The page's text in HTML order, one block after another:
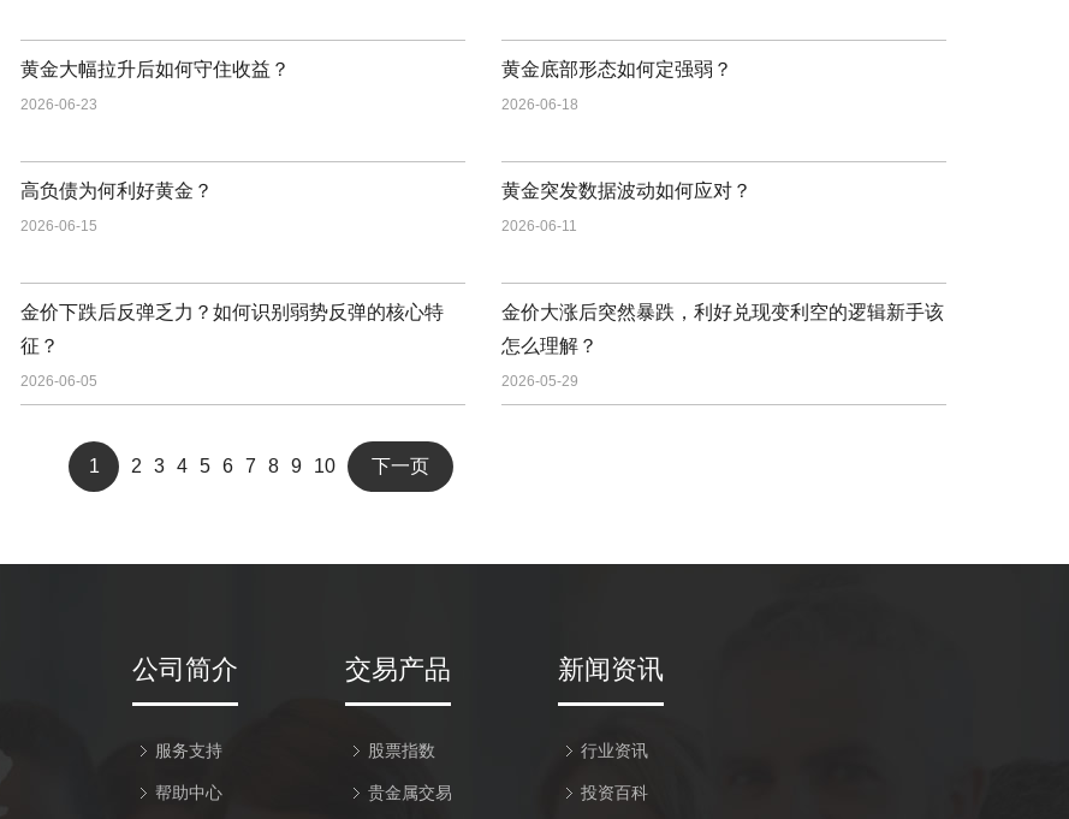
黄金大幅拉升后如何守住收益？
2026-06-23
黄金底部形态如何定强弱？
2026-06-18
高负债为何利好黄金？
2026-06-15
黄金突发数据波动如何应对？
2026-06-11
金价下跌后反弹乏力？如何识别弱势反弹的核心特
征？
2026-06-05
金价大涨后突然暴跌，利好兑现变利空的逻辑新手该
怎么理解？
2026-05-29
1 2 3 4 5 6 7 8 9 10 下一页
公司简介
服务支持
帮助中心
交易产品
股票指数
贵金属交易
新闻资讯
行业资讯
投资百科